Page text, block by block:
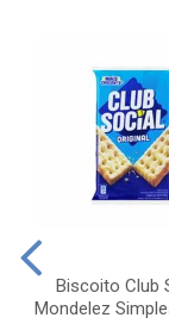
Biscoito Club
Mondelez